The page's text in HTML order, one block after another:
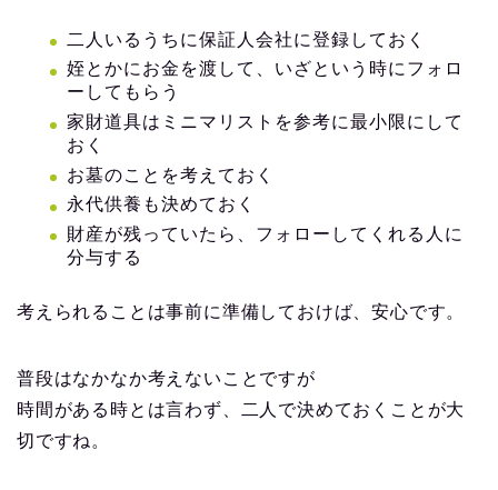
二人いるうちに保証人会社に登録しておく
姪とかにお金を渡して、いざという時にフォロ
ーしてもらう
家財道具はミニマリストを参考に最小限にして
おく
お墓のことを考えておく
永代供養も決めておく
財産が残っていたら、フォローしてくれる人に
分与する
考えられることは事前に準備しておけば、安心です。
普段はなかなか考えないことですが
時間がある時とは言わず、二人で決めておくことが大
切ですね。